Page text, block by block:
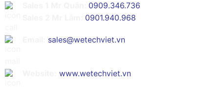
0909.346.736
0901.940.968
sales@wetechviet.vn
www.wetechviet.vn